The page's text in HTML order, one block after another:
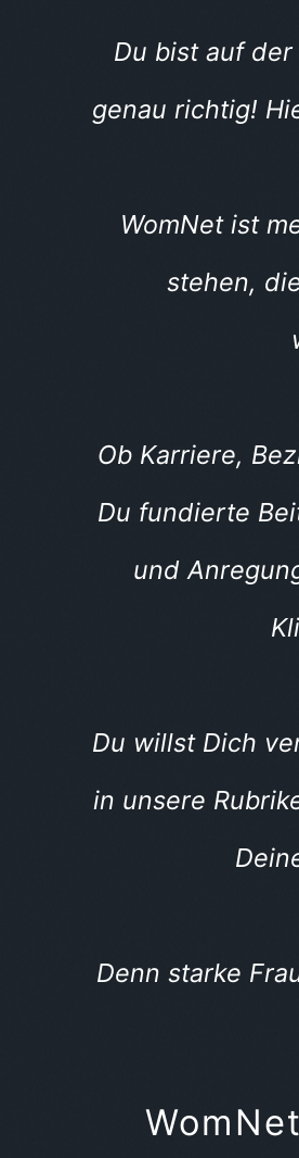
Du bist auf
genau richtig!
WomNet ist
stehen,
Ob Karriere,
Du fundierte
und
Du willst Dich
in unsere
Denn starke